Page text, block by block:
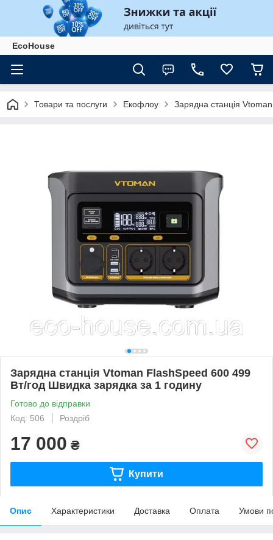
EcoHouse
Товари та послуги Екофлоу Зарядна станція
Зарядна станція Vtoman FlashSpeed 600 499
Вт/год Швидка зарядка за 1 годину
Готово до відправки
Код: 506
Роздріб
17 000 ₴
Купити
Опис Характеристики Доставка Оплата Умови